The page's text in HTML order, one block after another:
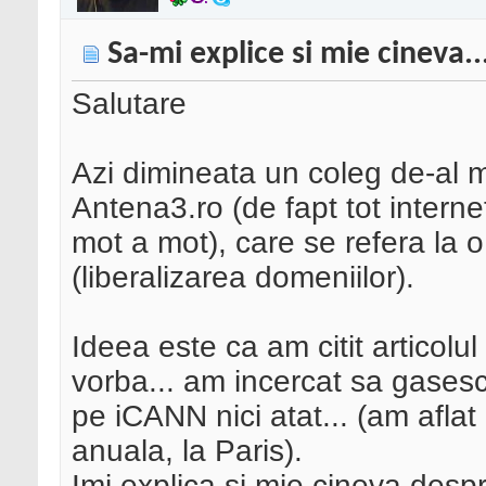
Sa-mi explice si mie
Salutare
Azi dimineata un coleg de-al
Antena3.ro (de fapt tot
mot a mot), care se refera la
(liberalizarea domeniilor).
Ideea este ca am citit
vorba... am incercat sa
pe iCANN nici atat... (am
anuala, la Paris).